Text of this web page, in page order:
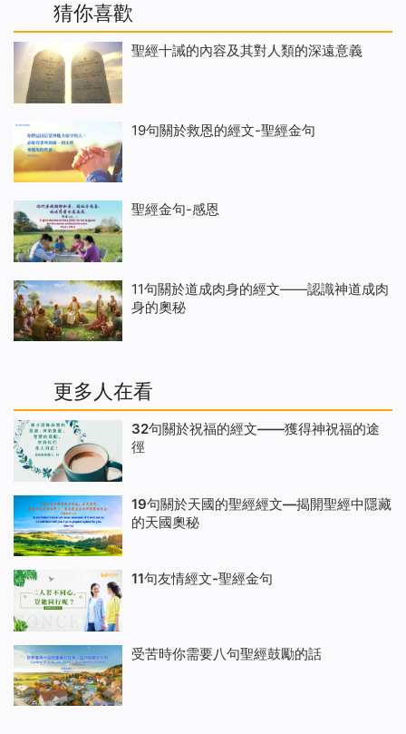
猜你喜歡
聖經十誡的內容及其對人類的深遠意義
19句關於救恩的經文-聖經金句
聖經金句-感恩
11句關於道成肉身的經文——認識神道成肉
身的奧秘
更多人在看
32句關於祝福的經文——獲得神祝福的途
徑
19句關於天國的聖經經文—揭開聖經中隱藏
的天國奧秘
11句友情經文-聖經金句
受苦時你需要八句聖經鼓勵的話